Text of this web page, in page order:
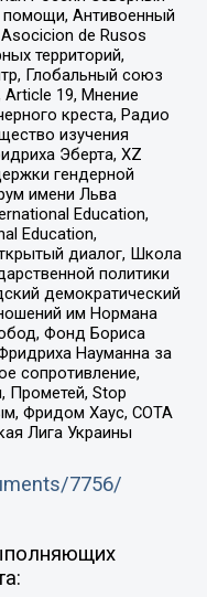
Антивоенный
de Rusos
территорий,
Глобальный союз
Article 19, Мнение
креста, Радио
изучения
Эберта, XZ
гендерной
имени Льва
Education,
Education,
диалог, Школа
политики
демократический
им Нормана
Фонд Бориса
Науманна за
сопротивление,
Прометей, Stop
Фридом Хаус, СОТА
Лига Украины
7756/